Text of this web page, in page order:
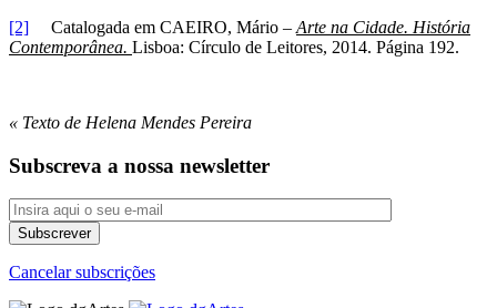
[2] Catalogada em CAEIRO, Mário – Arte na Cidade. História
Contemporânea. Lisboa: Círculo de Leitores, 2014. Página 192.
« Texto de Helena Mendes Pereira
Subscreva a nossa newsletter
Cancelar subscrições